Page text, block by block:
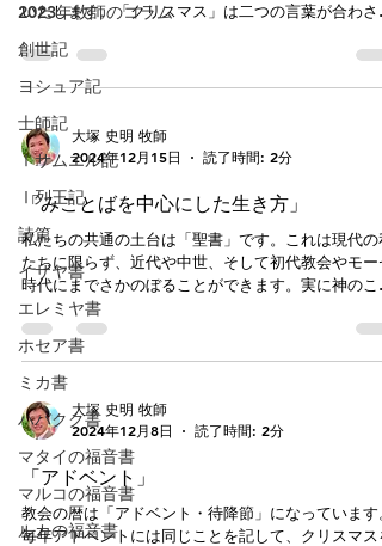
2023年牧師のコラム
創世記
ヨシュア記
士師記
Ⅰサムエル記
Ⅰ列王記
詩篇
イザヤ書
エレミヤ書
ホセア書
ミカ書
ハバクク書
マタイの福音書
マルコの福音書
ルカの福音書
いたします。「クリスマス」は二つの言葉が合わさ
＝ミサ（礼拝）」となります。それで直訳としては
「クリスマス＝キリストの礼拝（キリス...
大塚 史明 牧師
2024年12月15日
読了時間: 2分
「みことばを中心にした生き方」
私たちの共通の土台は「聖書」です。これは現代の
たちに限らず、近代や中世、そして初代教会やモー
時代にまでさかのぼることができます。実に神のこ
ばは永遠に堅く立つので、歴史を貫いて存在し続け
また語り続けます。「天地は消え去ります。しかし
わたしのことばは決して消え去ること...
大塚 史明 牧師
2024年12月8日
読了時間: 2分
「アドベント」
教会の暦は「アドベント・待降節」になっています
毎年アドベントには同じことを記して、クリスマス